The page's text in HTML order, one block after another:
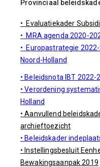
Provinciaal
• Evaluatiekader
• MRA agenda 2020-
• Europastrategie
Noord-Holland
• Beleidsnota IBT 2022-
• Verordening
Holland
• Aanvullend
archieftoezicht
• Beleidskader
• Instellingsbesluit
Bewakingsaanpak 2019